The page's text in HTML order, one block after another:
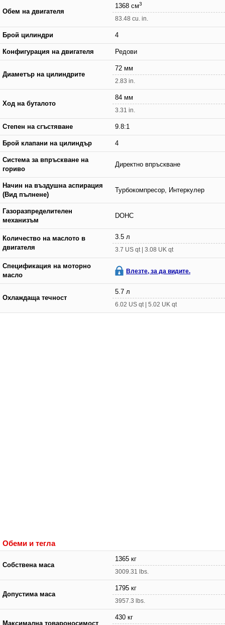
Обем на двигателя
1368 см3
83.48 cu. in.
Брой цилиндри 4
Конфигурация на двигателя Редови
Диаметър на цилиндрите
72 мм
2.83 in.
Ход на буталото
84 мм
3.31 in.
Степен на сгъстяване 9.8:1
Брой клапани на цилиндър 4
Система за впръскване на
гориво
Директно впръскване
Начин на въздушна аспирация
(Вид пълнене)
Турбокомпресор, Интеркулер
Газоразпределителен
механизъм
DOHC
Количество на маслото в
двигателя
3.5 л
3.7 US qt | 3.08 UK qt
Спецификация на моторно
масло
Влезте, за да видите.
Охлаждаща течност
5.7 л
6.02 US qt | 5.02 UK qt
Обеми и тегла
Собствена маса
1365 кг
3009.31 lbs.
Допустима маса
1795 кг
3957.3 lbs.
Максимална товароносимост
430 кг